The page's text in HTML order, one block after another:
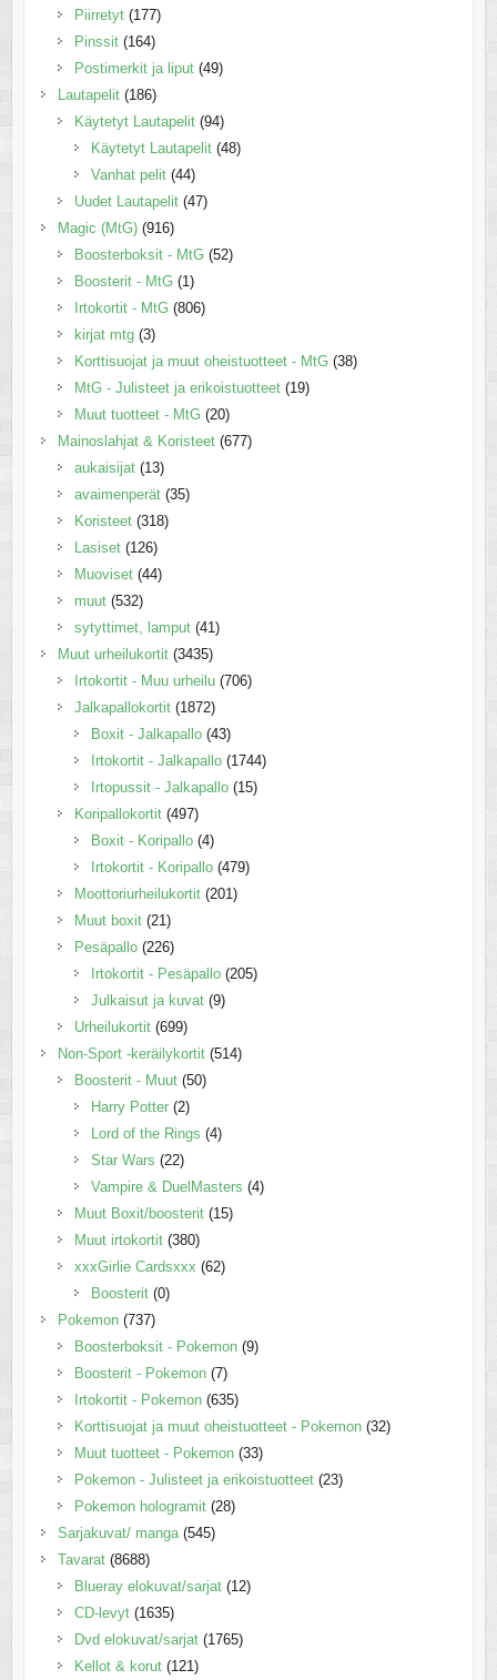
Piirretyt (177)
Pinssit (164)
Postimerkit ja liput (49)
Lautapelit (186)
Käytetyt Lautapelit (94)
Käytetyt Lautapelit (48)
Vanhat pelit (44)
Uudet Lautapelit (47)
Magic (MtG) (916)
Boosterboksit - MtG (52)
Boosterit - MtG (1)
Irtokortit - MtG (806)
kirjat mtg (3)
Korttisuojat ja muut oheistuotteet - MtG (38)
MtG - Julisteet ja erikoistuotteet (19)
Muut tuotteet - MtG (20)
Mainoslahjat & Koristeet (677)
aukaisijat (13)
avaimenperät (35)
Koristeet (318)
Lasiset (126)
Muoviset (44)
muut (532)
sytyttimet, lamput (41)
Muut urheilukortit (3435)
Irtokortit - Muu urheilu (706)
Jalkapallokortit (1872)
Boxit - Jalkapallo (43)
Irtokortit - Jalkapallo (1744)
Irtopussit - Jalkapallo (15)
Koripallokortit (497)
Boxit - Koripallo (4)
Irtokortit - Koripallo (479)
Moottoriurheilukortit (201)
Muut boxit (21)
Pesäpallo (226)
Irtokortit - Pesäpallo (205)
Julkaisut ja kuvat (9)
Urheilukortit (699)
Non-Sport -keräilykortit (514)
Boosterit - Muut (50)
Harry Potter (2)
Lord of the Rings (4)
Star Wars (22)
Vampire & DuelMasters (4)
Muut Boxit/boosterit (15)
Muut irtokortit (380)
xxxGirlie Cardsxxx (62)
Boosterit (0)
Pokemon (737)
Boosterboksit - Pokemon (9)
Boosterit - Pokemon (7)
Irtokortit - Pokemon (635)
Korttisuojat ja muut oheistuotteet - Pokemon (32)
Muut tuotteet - Pokemon (33)
Pokemon - Julisteet ja erikoistuotteet (23)
Pokemon hologramit (28)
Sarjakuvat/ manga (545)
Tavarat (8688)
Blueray elokuvat/sarjat (12)
CD-levyt (1635)
Dvd elokuvat/sarjat (1765)
Kellot & korut (121)